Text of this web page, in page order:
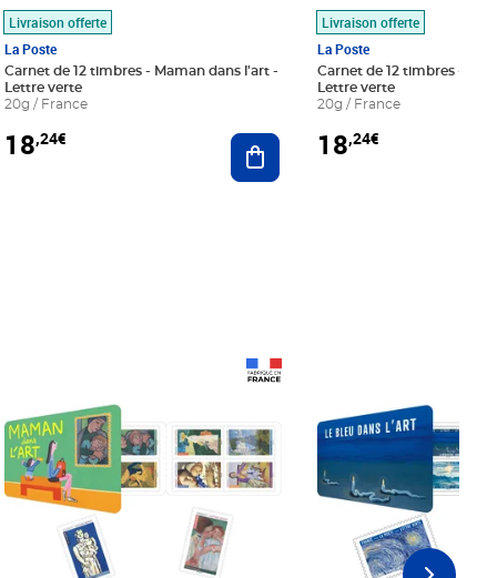
au panier
Livraison offerte
La Poste
Carnet de 12 timbres - Maman dans l'art -
Lettre verte
20g / France
18,24€ Ajouter au panier
Livraison offerte
La Poste
Carnet de 12 timbres - Le
Lettre verte
20g / France
18,24€